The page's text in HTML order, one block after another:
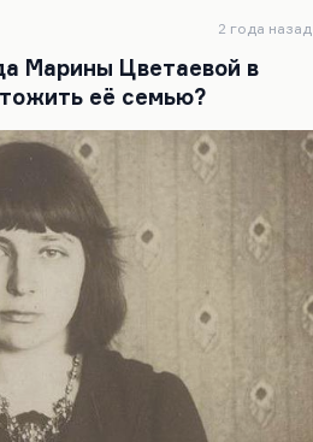
стихи Вяземского
старости — изношенный
но идеологические его…
2 года назад
Марины Цветаевой в
её семью?